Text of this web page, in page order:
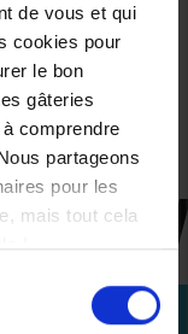
de vous et qui
cookies pour
le bon
gâteries
comprendre
partageons
pour les
mais tout cela
!
perm_identity
absorption de
forte chaleur.
VOUS